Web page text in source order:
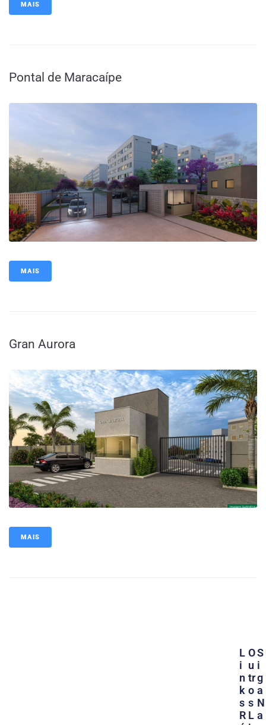
MAIS
Pontal de Maracaípe
MAIS
Gran Aurora
MAIS
O
U
Tr
O
S
L
L
I
N
K
S
R
S
I
G
A
N
A